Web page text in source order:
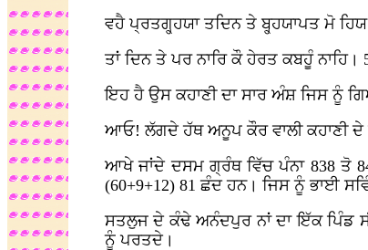
ਵਹੈ ਪ੍ਰਤਗ੍ਹ੍ਹਯਾ ਤਦਿਨ ਤੇ ਬ੍ਹ੍ਹਯਾਪਤ ਮੋ ਹਿਯ
ਤਾਂ ਦਿਨ ਤੇ ਪਰ ਨਾਰਿ ਕੌ ਹੇਰਤ ਕਬਹੂੰ ਨਾਹਿ।
ਇਹ ਹੈ ਉਸ ਕਹਾਣੀ ਦਾ ਸਾਰ ਅੰਸ਼ ਜਿਸ ਨੂੰ
ਆਓ! ਲੱਗਦੇ ਹੱਥ ਅਨੂਪ ਕੌਰ ਵਾਲੀ ਕਹਾਣੀ
ਆਖੇ ਜਾਂਦੇ ਦਸਮ ਗ੍ਰੰਥ ਵਿੱਚ ਪੰਨਾ 838 ਤੋ
(60+9+12) 81 ਛੰਦ ਹਨ। ਜਿਸ ਨੂੰ ਭਾਈ
ਸਤਲੁਜ ਦੇ ਕੰਢੇ ਅਨੰਦਪੁਰ ਨਾਂ ਦਾ ਇੱਕ ਪਿੰਡ
ਨੂੰ ਪਰਤਦੇ।